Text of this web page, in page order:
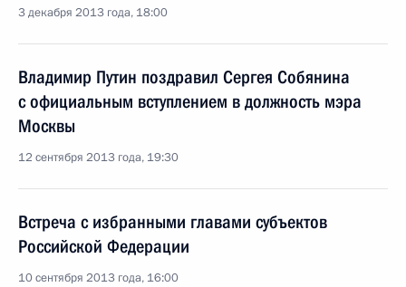
3 декабря 2013 года, 18:00
Владимир Путин поздравил Сергея Собянина
с официальным вступлением в должность мэра
Москвы
12 сентября 2013 года, 19:30
Встреча с избранными главами субъектов
Российской Федерации
10 сентября 2013 года, 16:00